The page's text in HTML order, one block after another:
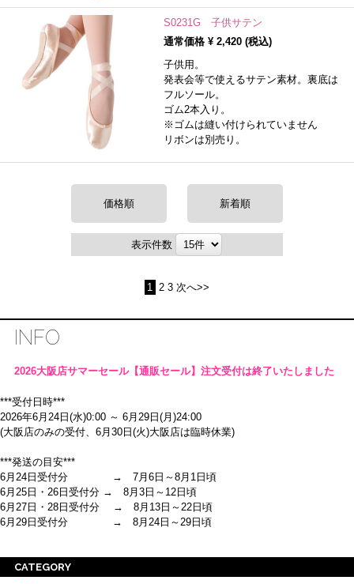
S0231G 子供サテン
通常価格 ¥ 2,420(税込)
子供用。
発表会等で使えるサテン素材。裏底は
フルソール。
ゴム2本入り。
※ゴムは縫い付けられていません
リボンは別売り。
価格順 新着順
表示件数
1 2 3 次へ>>
INFO
2026大阪店サマーセール【通販セール】注文受付は終了いたしました
***受付日時***
2026年6月24日(水)0:00 ～ 6月29日(月)24:00
(大阪店のみの受付、6月30日(火)大阪店は臨時休業)
***発送の目安***
6月24日受付分 → 7月6日～8月1日頃
6月25日・26日受付分 → 8月3日～12日頃
6月27日・28日受付分 → 8月13日～22日頃
6月29日受付分 → 8月24日～29日頃
※ご注意
CATEGORY